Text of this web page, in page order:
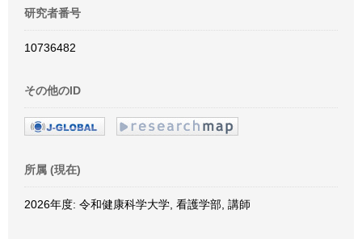
研究者番号
10736482
その他のID
所属 (現在)
2026年度: 令和健康科学大学, 看護学部, 講師